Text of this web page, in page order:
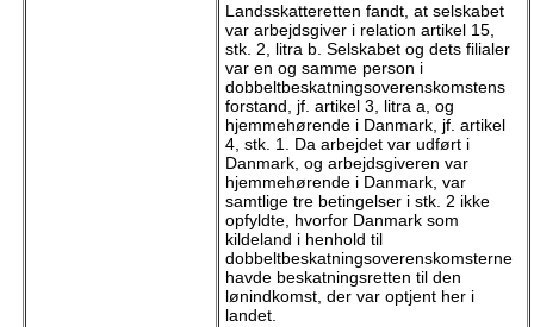
Landsskatteretten fandt, at selskabet
var arbejdsgiver i relation artikel 15,
stk. 2, litra b. Selskabet og dets filialer
var en og samme person i
dobbeltbeskatningsoverenskomstens
forstand, jf. artikel 3, litra a, og
hjemmehørende i Danmark, jf. artikel
4, stk. 1. Da arbejdet var udført i
Danmark, og arbejdsgiveren var
hjemmehørende i Danmark, var
samtlige tre betingelser i stk. 2 ikke
opfyldte, hvorfor Danmark som
kildeland i henhold til
dobbeltbeskatningsoverenskomsterne
havde beskatningsretten til den
lønindkomst, der var optjent her i
landet.